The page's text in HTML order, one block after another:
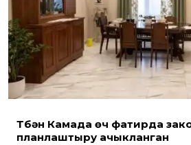
Түбән Камада өч фатирда
планлаштыру ачыкланган